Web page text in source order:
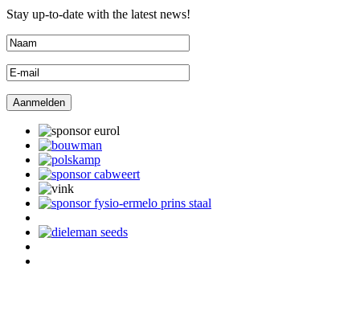
Stay up-to-date with the latest news!